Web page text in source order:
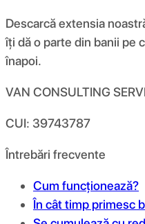
Descarcă extensia
îți dă o parte din banii pe
înapoi.
VAN CONSULTING
CUI: 39743787
Întrebări frecvente
Cum funcționează?
În cât timp primesc